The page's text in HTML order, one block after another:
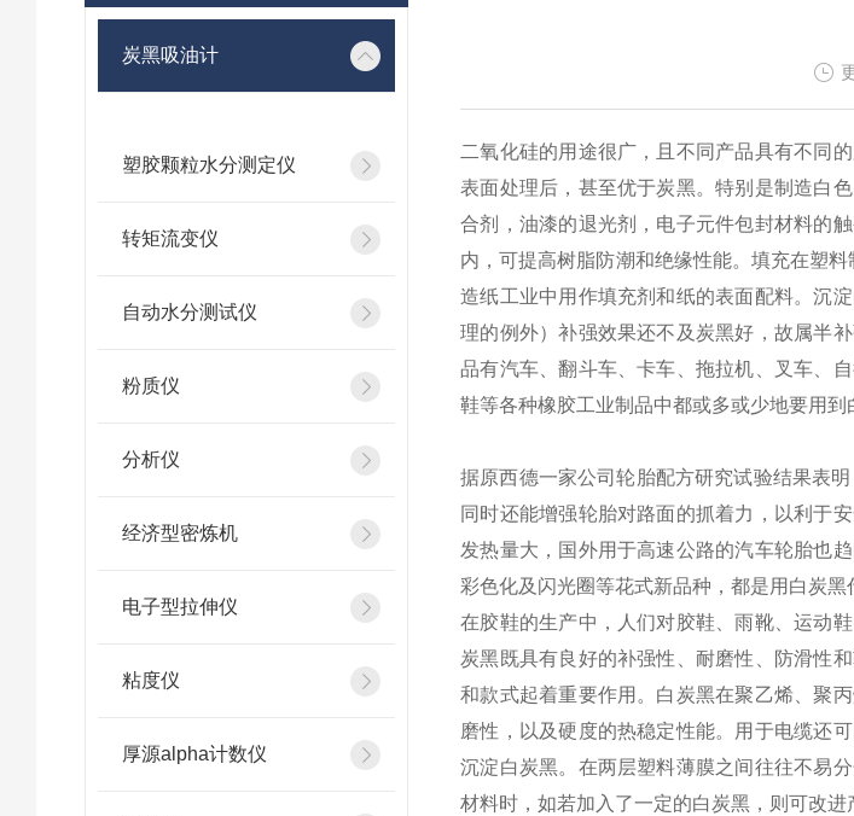
炭黑吸油计
塑胶颗粒水分测定仪
转矩流变仪
自动水分测试仪
粉质仪
分析仪
经济型密炼机
电子型拉伸仪
粘度仪
厚源alpha计数仪
二氧化硅的用途很广，且不同产品具有不同
表面处理后，甚至优于炭黑。特别是制造白
合剂，油漆的退光剂，电子元件包封材料的
内，可提高树脂防潮和绝缘性能。填充在塑
造纸工业中用作填充剂和纸的表面配料。沉
理的例外）补强效果还不及炭黑好，故属半
品有汽车、翻斗车、卡车、拖拉机、叉车、
鞋等各种橡胶工业制品中都或多或少地要用
据原西德一家公司轮胎配方研究试验结果表
同时还能增强轮胎对路面的抓着力，以利于
发热量大，国外用于高速公路的汽车轮胎也
彩色化及闪光圈等花式新品种，都是用白炭黑
在胶鞋的生产中，人们对胶鞋、雨靴、运动
炭黑既具有良好的补强性、耐磨性、防滑性
和款式起着重要作用。白炭黑在聚乙烯、聚
磨性，以及硬度的热稳定性能。用于电缆还
沉淀白炭黑。在两层塑料薄膜之间往往不易
材料时，如若加入了一定的白炭黑，则可改进